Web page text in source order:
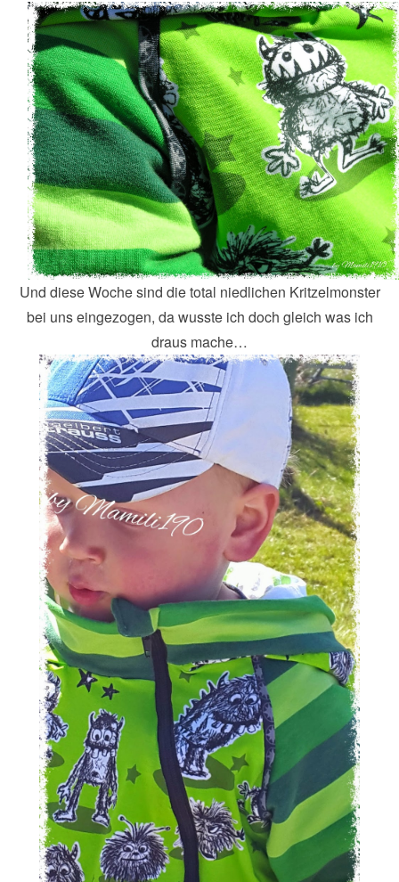
Und diese Woche sind die total niedlichen Kritzelmonster
bei uns eingezogen, da wusste ich doch gleich was ich
draus mache…